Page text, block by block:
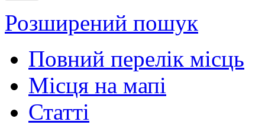
Розширений пошук
Повний перелік місць
Місця на мапі
Статті